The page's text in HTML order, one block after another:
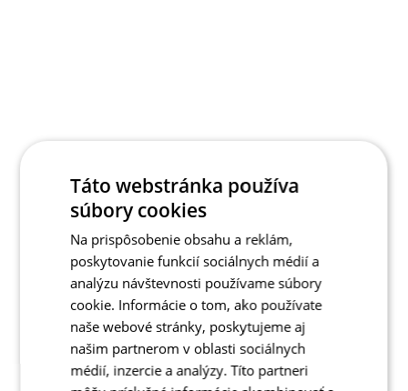
Táto webstránka používa
súbory cookies
Na prispôsobenie obsahu a reklám,
poskytovanie funkcií sociálnych médií a
analýzu návštevnosti používame súbory
cookie. Informácie o tom, ako používate
naše webové stránky, poskytujeme aj
našim partnerom v oblasti sociálnych
médií, inzercie a analýzy. Títo partneri